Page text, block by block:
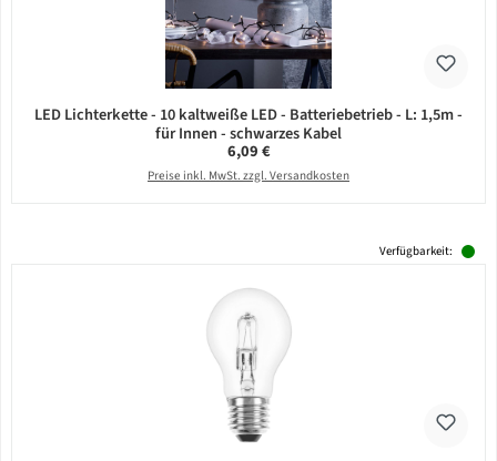
LED Lichterkette - 10 kaltweiße LED - Batteriebetrieb - L: 1,5m -
für Innen - schwarzes Kabel
Regulärer Preis:
6,09 €
Preise inkl. MwSt. zzgl. Versandkosten
Verfügbarkeit: